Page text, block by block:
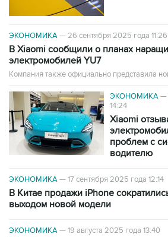
ЭКОНОМИКА—26 сентября 2025 года 11:26
В Xiaomi сообщили о планах
электромобилей YU7
Компания также официально представила
ЭКОНОМИКА—
14:24
Xiaomi
проблем с
водителю
ЭКОНОМИКА—17 сентября 2025 года 12:14
В Китае продажи iPhone
выходом новой модели
ЭКОНОМИКА—19 августа 2025 года 13:40